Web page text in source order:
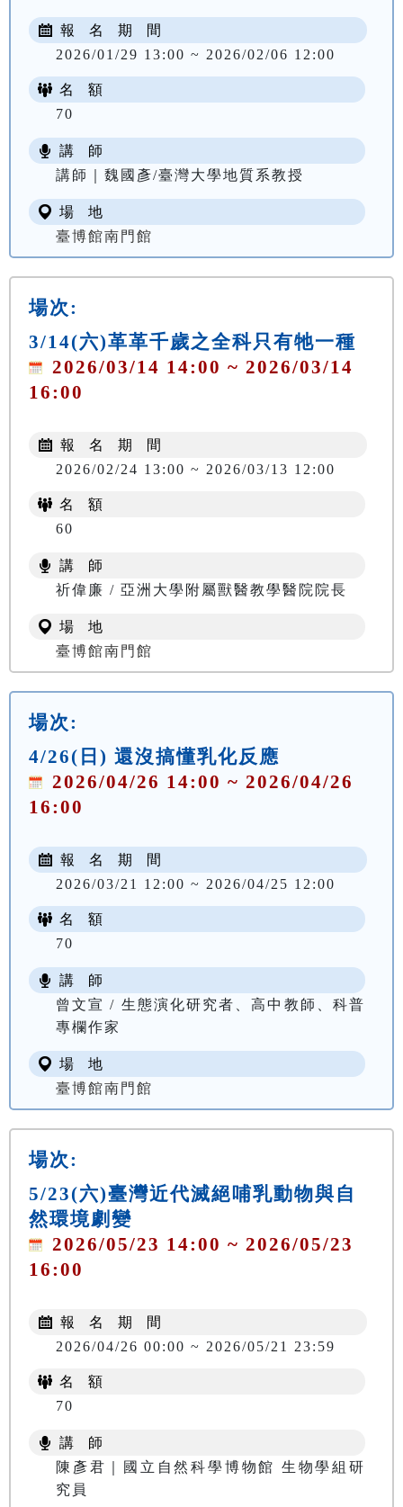
報 名 期 間
2026/01/29 13:00 ~ 2026/02/06 12:00
名 額
70
講 師
講師｜魏國彥/臺灣大學地質系教授
場 地
臺博館南門館
場次:
3/14(六)革革千歲之全科只有牠一種
2026/03/14 14:00 ~ 2026/03/14
16:00
報 名 期 間
2026/02/24 13:00 ~ 2026/03/13 12:00
名 額
60
講 師
祈偉廉 / 亞洲大學附屬獸醫教學醫院院長
場 地
臺博館南門館
場次:
4/26(日) 還沒搞懂乳化反應
2026/04/26 14:00 ~ 2026/04/26
16:00
報 名 期 間
2026/03/21 12:00 ~ 2026/04/25 12:00
名 額
70
講 師
曾文宣 / 生態演化研究者、高中教師、科普
專欄作家
場 地
臺博館南門館
場次:
5/23(六)臺灣近代滅絕哺乳動物與自
然環境劇變
2026/05/23 14:00 ~ 2026/05/23
16:00
報 名 期 間
2026/04/26 00:00 ~ 2026/05/21 23:59
名 額
70
講 師
陳彥君｜國立自然科學博物館 生物學組研
究員